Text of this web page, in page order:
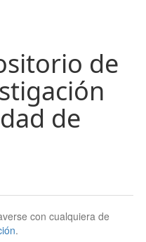
de
de
con cualquiera de
.